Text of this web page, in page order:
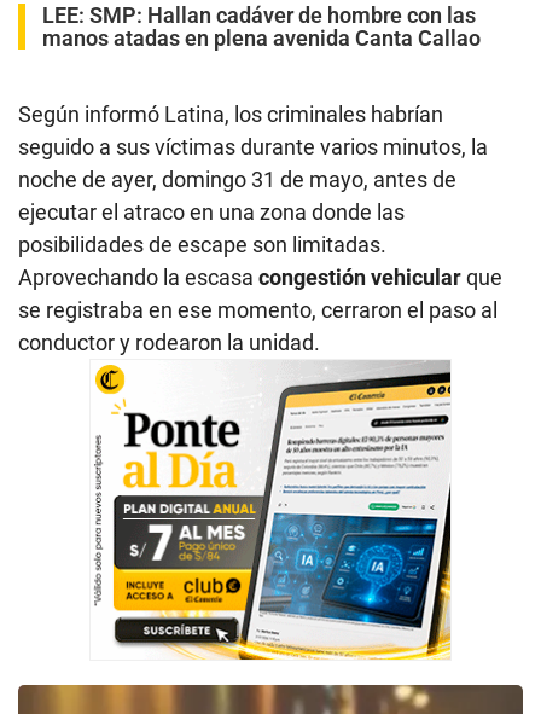
LEE: SMP: Hallan cadáver de hombre con las
manos atadas en plena avenida Canta Callao
Según informó Latina, los criminales habrían
seguido a sus víctimas durante varios minutos, la
noche de ayer, domingo 31 de mayo, antes de
ejecutar el atraco en una zona donde las
posibilidades de escape son limitadas.
Aprovechando la escasa congestión vehicularque
se registraba en ese momento, cerraron el paso al
conductor y rodearon la unidad.